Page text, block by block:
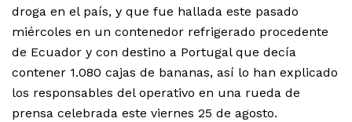
droga en el país, y que fue hallada este pasado
miércoles en un contenedor refrigerado procedente
de Ecuador y con destino a Portugal que decía
contener 1.080 cajas de bananas, así lo han explicado
los responsables del operativo en una rueda de
prensa celebrada este viernes 25 de agosto.